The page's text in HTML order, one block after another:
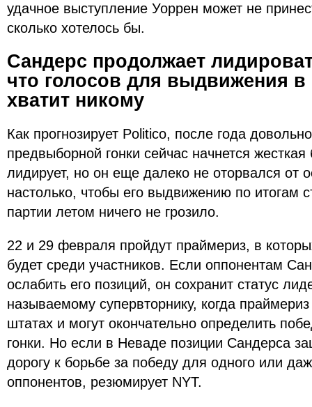
удачное выступление Уоррен может не
сколько хотелось бы.
Сандерс продолжает
что голосов для выдвижения в
хватит никому
Как прогнозирует Politico, после года
предвыборной гонки сейчас начнется
лидирует, но он еще далеко не оторвался от
настолько, чтобы его выдвижению по итогам
партии летом ничего не грозило.
22 и 29 февраля пройдут праймериз, в
будет среди участников. Если оппонентам
ослабить его позиций, он сохранит статус
называемому супервторнику, когда
штатах и могут окончательно определить
гонки. Но если в Неваде позиции Сандерса
дорогу к борьбе за победу для одного или
оппонентов, резюмирует NYT.